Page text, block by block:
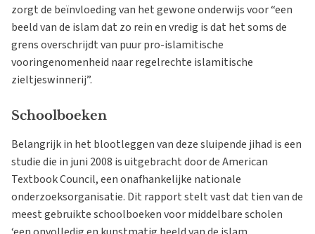
zorgt de beïnvloeding van het gewone onderwijs voor “een
beeld van de islam dat zo rein en vredig is dat het soms de
grens overschrijdt van puur pro-islamitische
vooringenomenheid naar regelrechte islamitische
zieltjeswinnerij”.
Schoolboeken
Belangrijk in het blootleggen van deze sluipende jihad is een
studie die in juni 2008 is uitgebracht door de American
Textbook Council, een onafhankelijke nationale
onderzoeksorganisatie. Dit rapport stelt vast dat tien van de
meest gebruikte schoolboeken voor middelbare scholen